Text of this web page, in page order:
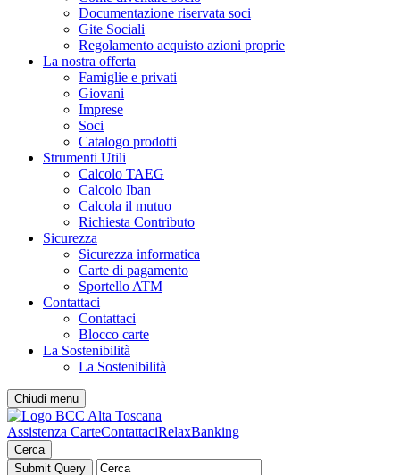
Documentazione riservata soci
Gite Sociali
Regolamento acquisto azioni proprie
La nostra offerta
Famiglie e privati
Giovani
Imprese
Soci
Catalogo prodotti
Strumenti Utili
Calcolo TAEG
Calcolo Iban
Calcola il mutuo
Richiesta Contributo
Sicurezza
Sicurezza informatica
Carte di pagamento
Sportello ATM
Contattaci
Contattaci
Blocco carte
La Sostenibilità
La Sostenibilità
Chiudi menu
Assistenza CarteContattaciRelaxBanking
Cerca